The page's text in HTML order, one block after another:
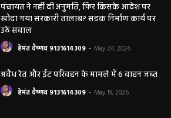
पंचायत ने नहीं दी अनुमति, फिर किसके आदेश पर
खोदा गया सरकारी तालाब? सड़क निर्माण कार्य पर
उठे सवाल
हेमंत वैष्णव 9131614309 - May 24, 2026
अवैध रेत और ईंट परिवहन के मामले में 6 वाहन जब्त
हेमंत वैष्णव 9131614309 - May 19, 2026